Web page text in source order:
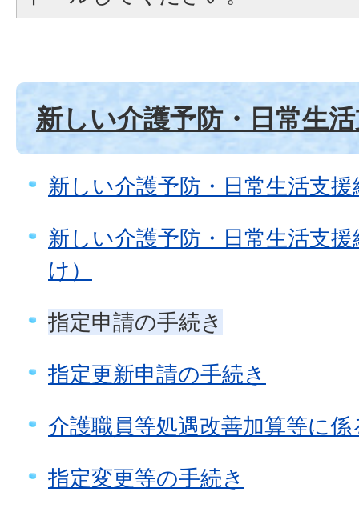
新しい介護予防・日常生
新しい介護予防・日常生活支
新しい介護予防・日常生活支
け）
指定申請の手続き
指定更新申請の手続き
介護職員等処遇改善加算等に
指定変更等の手続き